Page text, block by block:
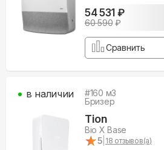
54 531 ₽
60 590₽
Сравнить
#160 м3
Бризер
Tion
Bio X Base
★
★5 18 отзывов(а)
в наличии